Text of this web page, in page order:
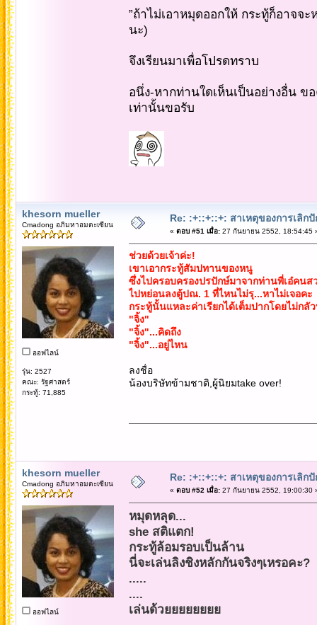
”ถ้าไม่เอาหมุดออกให้ กระทู้ก็อาจจ
นะ)
จึงเรียนมาเพื่อโปรดทราบ
อนึ่ง-หากท่านใดเห็นเป็นอย่างอื่น ข
เท่านั้นขอรับ
khesorn mueller
Cmadong อภิมหาอมตะเซียน
ออฟไลน์
รุ่น: 2527
คณะ: รัฐศาสตร์
กระทู้: 71,885
Re: :+::+::+: สาเหตุของการเลิก
« ตอบ #51 เมื่อ:27 กันยายน 2552, 18:54:45
ช่วยด้วยเจ้าค่ะ!
เขาเอากระทู้สัมปทานของหนู
ซึ่งไปครอบครองปรปักษ์มาจากท่านพี่เอ๋คนส
ไปหย่อนลงตู้ปณ. 1 ที่ไหนไม่รุ...หาไม่เจอคะ
กระทู้นั้นแหละค่าเรียกได้เต็มปากโดยไม่กลัว
"จิ้ง"
"จิ้ง"...คิดถึง
"จิ้ง"...อยู่ไหน
ลงชื่อ
น้องบริษัทข้ามชาติ,ผู้นิยมtake over!
khesorn mueller
Cmadong อภิมหาอมตะเซียน
ออฟไลน์
Re: :+::+::+: สาเหตุของการเลิก
« ตอบ #52 เมื่อ:27 กันยายน 2552, 19:00:30
หมุดหลุด...
she สติแตก!
กระทู้ล้อมรอบเป็นล้าน
นี่จะเล่นลิงชิงหลักกันจริงๆเหรอคะ?
.....
....
เล่นด้วยยยยยยยย